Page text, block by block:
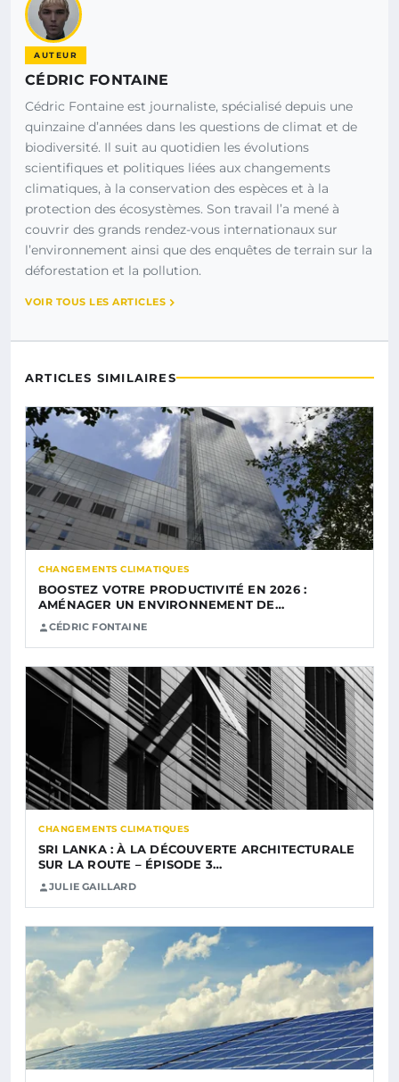
AUTEUR
CÉDRIC FONTAINE
Cédric Fontaine est journaliste, spécialisé depuis une
quinzaine d’années dans les questions de climat et de
biodiversité. Il suit au quotidien les évolutions
scientifiques et politiques liées aux changements
climatiques, à la conservation des espèces et à la
protection des écosystèmes. Son travail l’a mené à
couvrir des grands rendez-vous internationaux sur
l’environnement ainsi que des enquêtes de terrain sur la
déforestation et la pollution.
VOIR TOUS LES ARTICLES
ARTICLES SIMILAIRES
CHANGEMENTS CLIMATIQUES
BOOSTEZ VOTRE PRODUCTIVITÉ EN 2026 :
AMÉNAGER UN ENVIRONNEMENT DE…
CÉDRIC FONTAINE
CHANGEMENTS CLIMATIQUES
SRI LANKA : À LA DÉCOUVERTE ARCHITECTURALE
SUR LA ROUTE – ÉPISODE 3…
JULIE GAILLARD